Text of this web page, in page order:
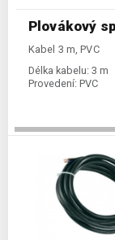
Plovákový
Kabel 3 m, PVC
Délka kabelu: 3 m
Provedení: PVC